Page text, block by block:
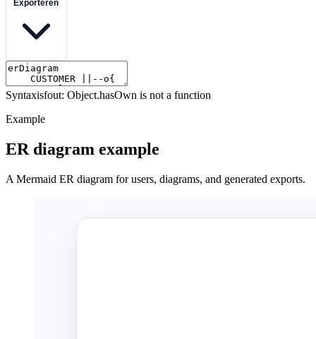
Syntaxisfout: Object.hasOwn is not a function
Example
ER diagram example
A Mermaid ER diagram for users, diagrams, and generated exports.